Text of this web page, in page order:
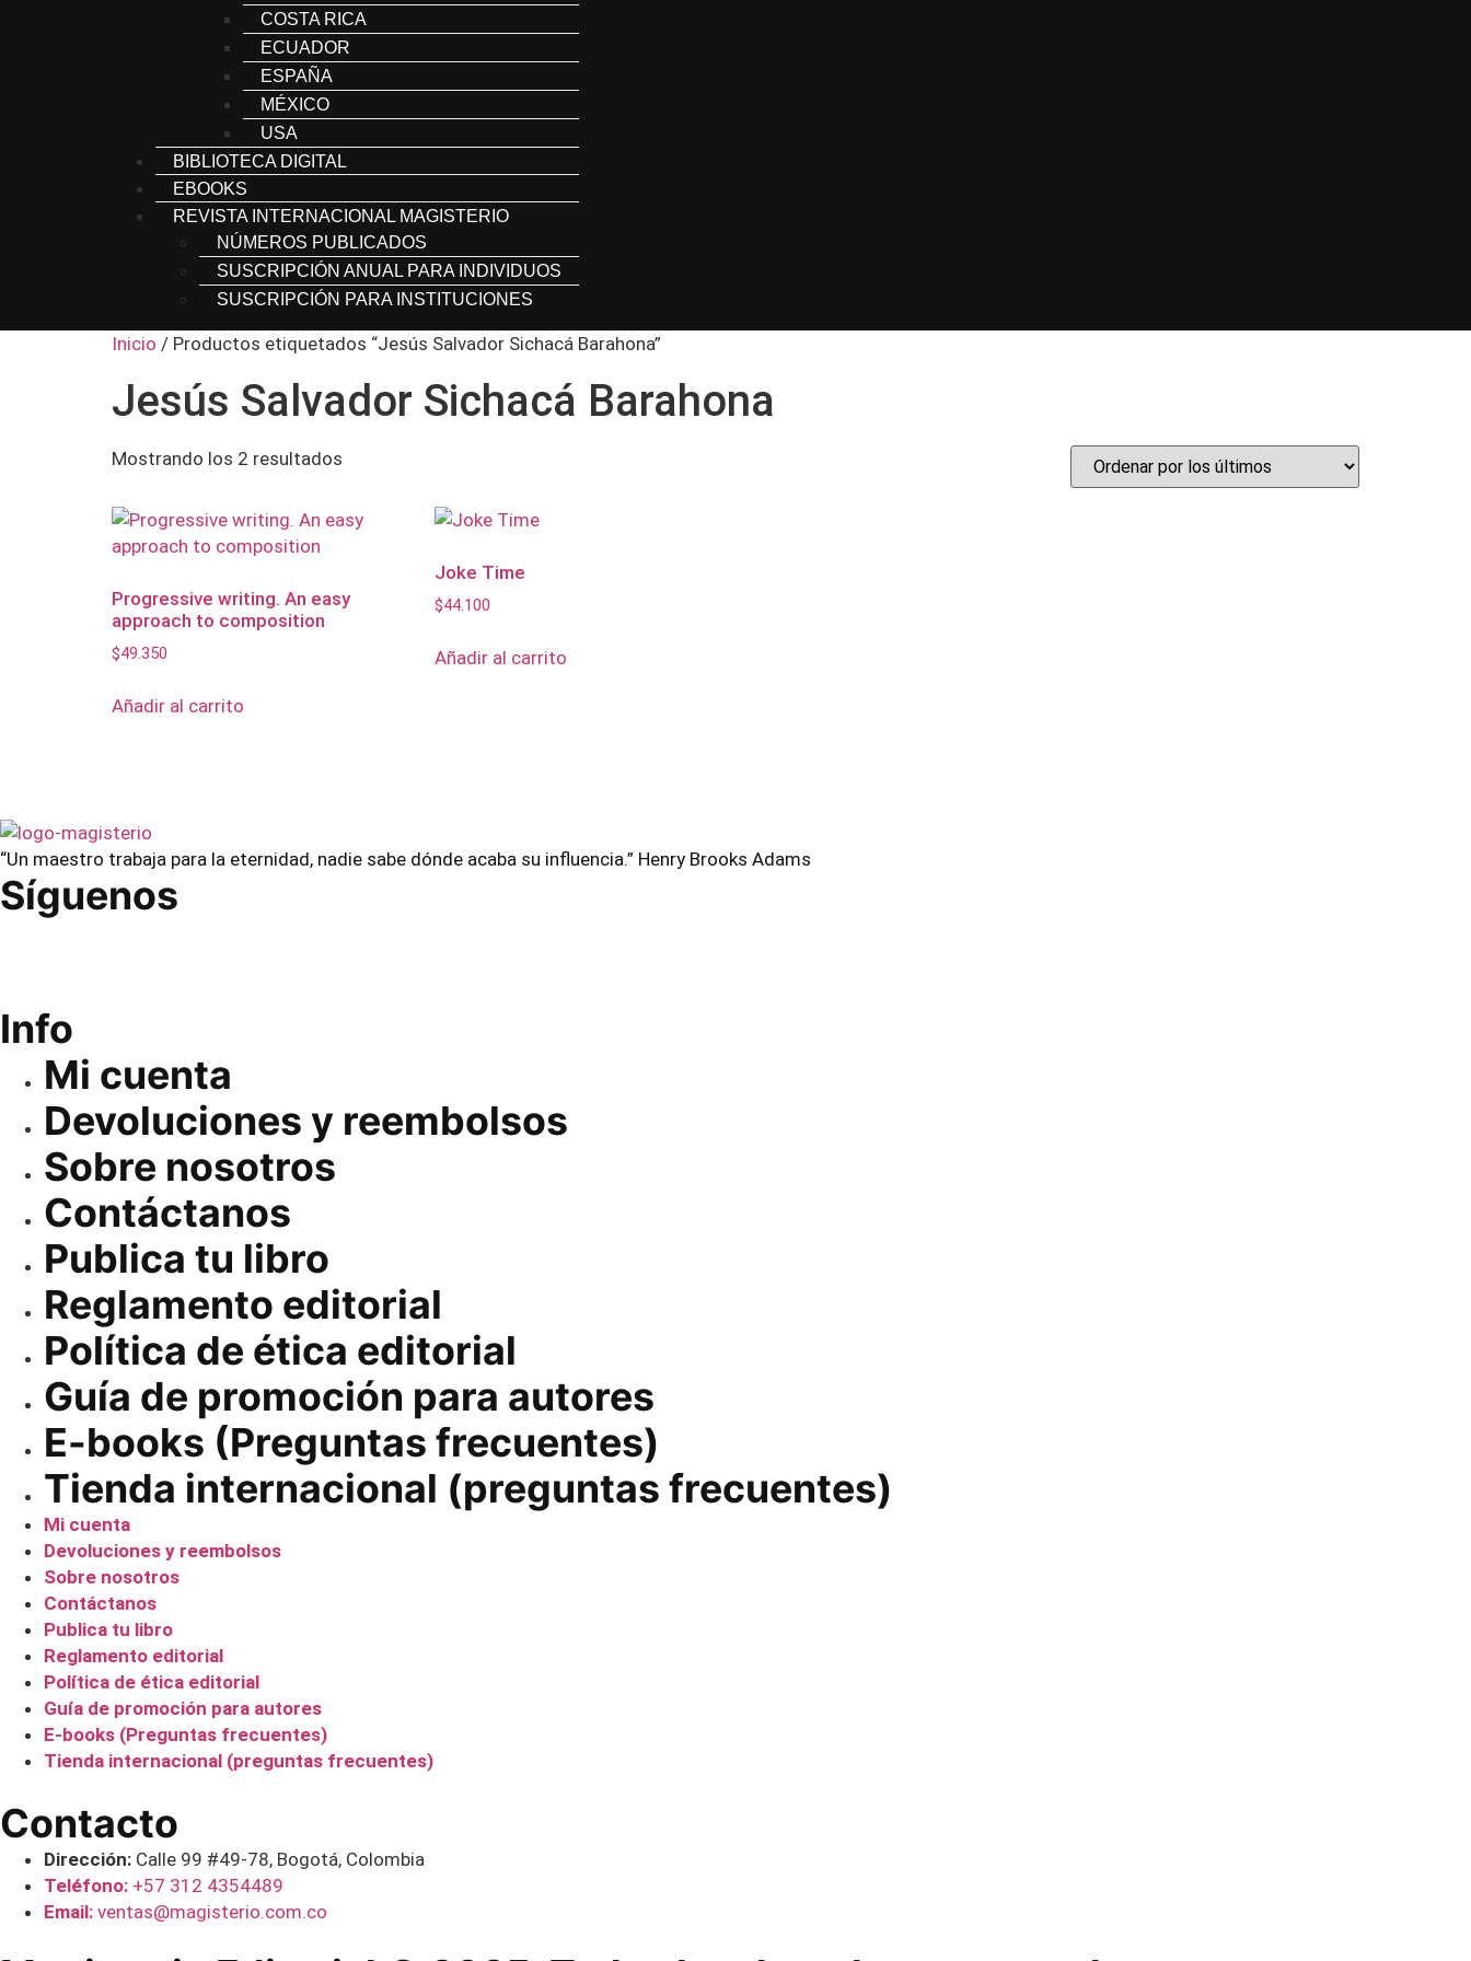
COSTA RICA
ECUADOR
ESPAÑA
MÉXICO
USA
BIBLIOTECA DIGITAL
EBOOKS
REVISTA INTERNACIONAL MAGISTERIO
NÚMEROS PUBLICADOS
SUSCRIPCIÓN ANUAL PARA INDIVIDUOS
SUSCRIPCIÓN PARA INSTITUCIONES
Inicio / Productos etiquetados “Jesús Salvador Sichacá Barahona”
Jesús Salvador Sichacá Barahona
Mostrando los 2 resultados
Progressive writing. An easy
approach to composition
$49.350
Añadir al carrito
Joke Time
$44.100
Añadir al carrito
“Un maestro trabaja para la eternidad, nadie sabe dónde acaba su influencia.” Henry Brooks Adams
Síguenos
Info
Mi cuenta
Devoluciones y reembolsos
Sobre nosotros
Contáctanos
Publica tu libro
Reglamento editorial
Política de ética editorial
Guía de promoción para autores
E-books (Preguntas frecuentes)
Tienda internacional (preguntas frecuentes)
Mi cuenta
Devoluciones y reembolsos
Sobre nosotros
Contáctanos
Publica tu libro
Reglamento editorial
Política de ética editorial
Guía de promoción para autores
E-books (Preguntas frecuentes)
Tienda internacional (preguntas frecuentes)
Contacto
Dirección: Calle 99 #49-78, Bogotá, Colombia
Teléfono: +57 312 4354489
Email: ventas@magisterio.com.co